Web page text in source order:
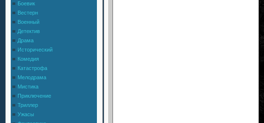
Боевик
Вестерн
Военный
Детектив
Драма
Исторический
Комедия
Катастрофа
Мелодрама
Мистика
Приключение
Триллер
Ужасы